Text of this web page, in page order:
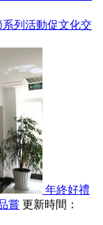
列活動促文化交
年終好禮
嘗 更新時間：